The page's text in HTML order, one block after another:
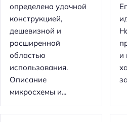
определена удачной
конструкцией,
дешевизной и
расширенной
областью
использования.
Описание
микросхемы и...
и